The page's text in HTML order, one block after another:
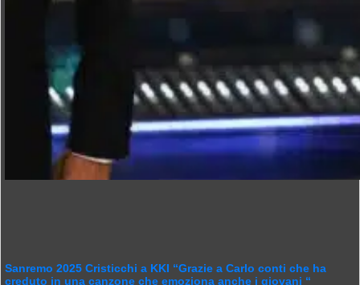
Sanremo 2025 Cristicchi a KKI “Grazie a Carlo conti che ha
creduto in una canzone che emoziona anche i giovani “